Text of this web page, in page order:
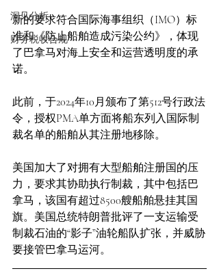
洞见分析
财务税收合规
新的要求符合国际海事组织（IMO）标
准和《防止船舶造成污染公约》，体现
了巴拿马对海上安全和运营透明度的承
诺。
此前，于2024年10月颁布了第512号行政法
令，授权PMA单方面将船东列入国际制
裁名单的船舶从其注册地移除。
美国加大了对拥有大型船舶注册国的压
力，要求其协助执行制裁，其中包括巴
拿马，该国有超过8500艘船舶悬挂其国
旗。美国总统特朗普批评了一支运输受
制裁石油的“影子”油轮船队扩张，并威胁
要接管巴拿马运河。